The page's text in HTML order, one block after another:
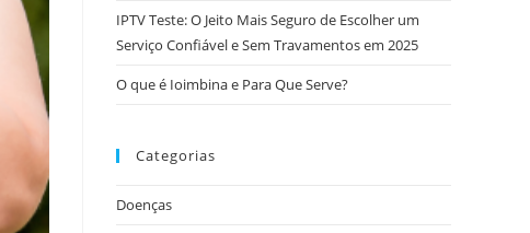
IPTV Teste: O Jeito Mais Seguro de Escolher um
Serviço Confiável e Sem Travamentos em 2025
O que é Ioimbina e Para Que Serve?
Categorias
Doenças